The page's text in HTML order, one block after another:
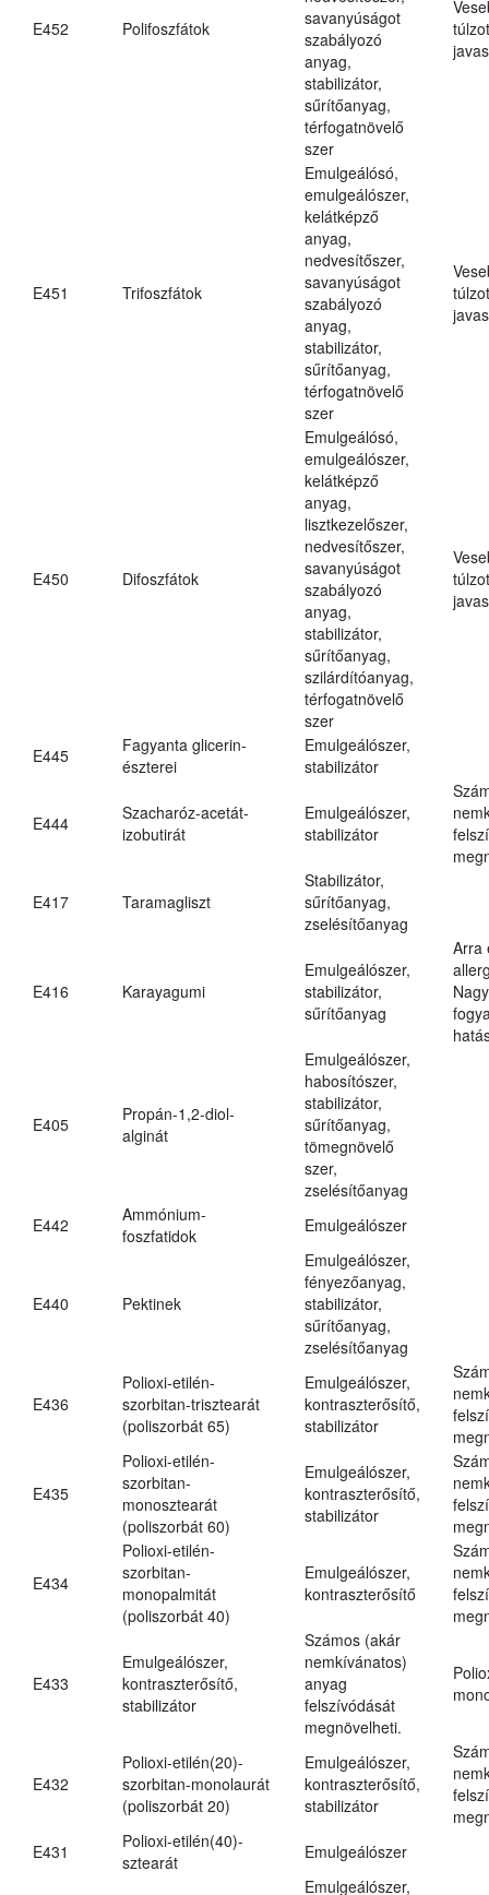
E452 Polifoszfátok
savanyúságot
szabályozó
anyag,
stabilizátor,
sűrítőanyag,
térfogatnövelő
szer
E451 Trifoszfátok
Emulgeálósó,
emulgeálószer,
kelátképző
anyag,
nedvesítőszer,
savanyúságot
szabályozó
anyag,
stabilizátor,
sűrítőanyag,
térfogatnövelő
szer
E450 Difoszfátok
Emulgeálósó,
emulgeálószer,
kelátképző
anyag,
lisztkezelőszer,
nedvesítőszer,
savanyúságot
szabályozó
anyag,
stabilizátor,
sűrítőanyag,
szilárdítóanyag,
térfogatnövelő
szer
E445
Fagyanta glicerin-
észterei
Emulgeálószer,
stabilizátor
E444
Szacharóz-acetát-
izobutirát
Emulgeálószer,
stabilizátor
E417 Taramagliszt
Stabilizátor,
sűrítőanyag,
zselésítőanyag
E416 Karayagumi
Emulgeálószer,
stabilizátor,
sűrítőanyag
Arra
E405
Propán-1,2-diol-
alginát
Emulgeálószer,
habosítószer,
stabilizátor,
sűrítőanyag,
tömegnövelő
szer,
zselésítőanyag
E442
Ammónium-
foszfatidok
Emulgeálószer
E440 Pektinek
Emulgeálószer,
fényezőanyag,
stabilizátor,
sűrítőanyag,
zselésítőanyag
E436
Polioxi-etilén-
szorbitan-trisztearát
(poliszorbát 65)
Emulgeálószer,
kontraszterősítő,
stabilizátor
E435
Polioxi-etilén-
szorbitan-
monosztearát
(poliszorbát 60)
Emulgeálószer,
kontraszterősítő,
stabilizátor
E434
Polioxi-etilén-
szorbitan-
monopalmitát
(poliszorbát 40)
Emulgeálószer,
kontraszterősítő
E433
Emulgeálószer,
kontraszterősítő,
stabilizátor
Számos (akár
nemkívánatos)
anyag
felszívódását
megnövelheti.
E432
Polioxi-etilén(20)-
szorbitan-monolaurát
(poliszorbát 20)
Emulgeálószer,
kontraszterősítő,
stabilizátor
E431
Polioxi-etilén(40)-
sztearát
Emulgeálószer
Emulgeálószer,